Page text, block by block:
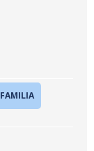
FAMILIA